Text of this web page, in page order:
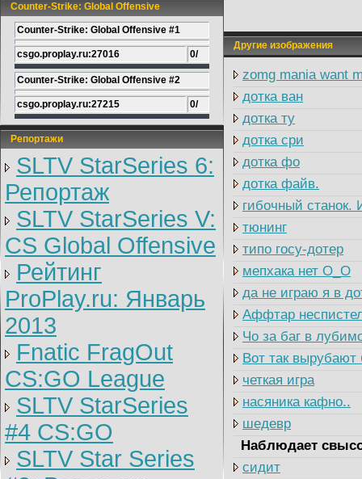
Counter-Strike: Global Offensive
Counter-Strike: Global Offensive #1
csgo.proplay.ru:27016 0/
Counter-Strike: Global Offensive #2
csgo.proplay.ru:27215 0/
Репортажи
SLTV StarSeries 6:
Репортаж
SLTV StarSeries V:
CS Global Offensive
Рейтинг
ProPlay.ru: Январь
2013
Fnatic FragOut
CS:GO League
SLTV StarSeries
#4 CS:GO
SLTV Star Series
Другие изображения
zomg mania want
дотка ван
дотка ту
дотка сри
дотка фо
дотка файв.
гибочный
тюнинг
типо госу-дотер
мепхака нет О_О
да не играю я в
Аффтар
Чо за баг в
Вот так вырубают
четкая игра
насяника кафно..
шедевр
Наблюдает
сидит